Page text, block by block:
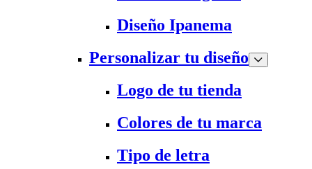
Diseño Ipanema
Personalizar tu diseño
Logo de tu tienda
Colores de tu marca
Tipo de letra